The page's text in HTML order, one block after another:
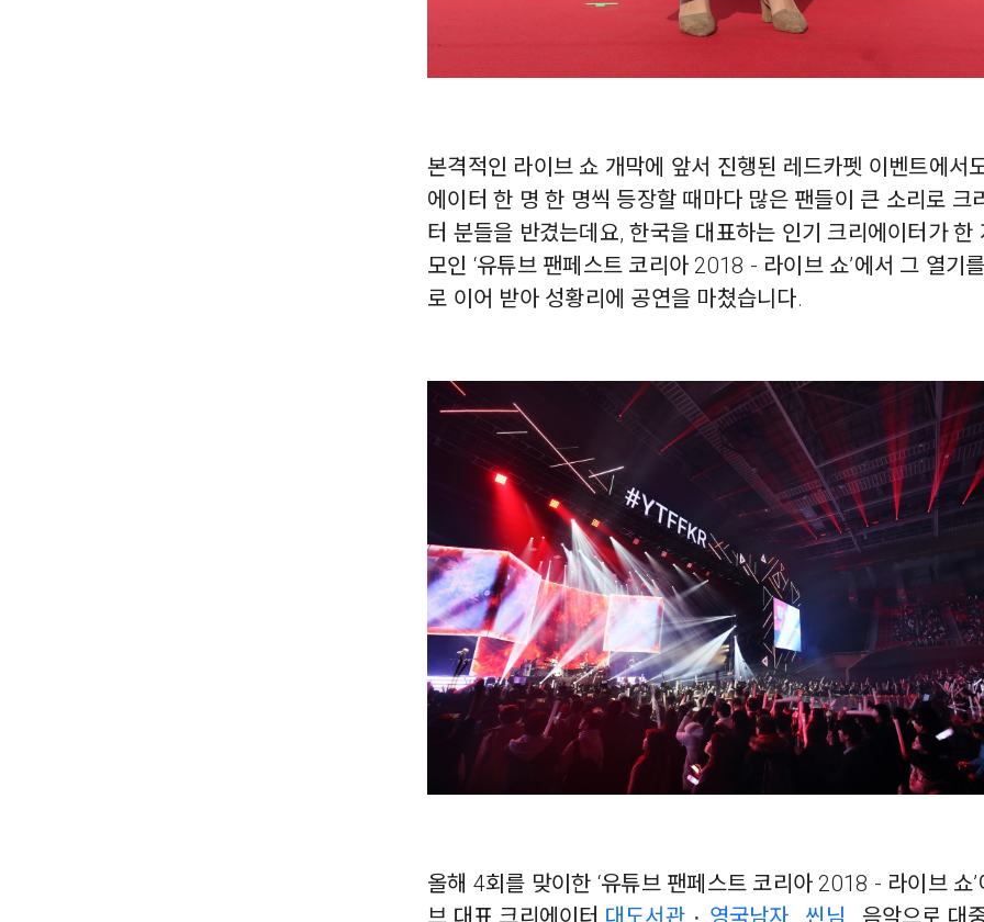
본격적인 라이브 쇼 개막에 앞서 진행된 레드카펫 이벤트에서
에이터 한 명 한 명씩 등장할 때마다 많은 팬들이 큰 소리로 크
터 분들을 반겼는데요, 한국을 대표하는 인기 크리에이터가 한
모인 ‘유튜브 팬페스트 코리아 2018 - 라이브 쇼’에서 그 열기
로 이어 받아 성황리에 공연을 마쳤습니다.
올해 4회를 맞이한 ‘유튜브 팬페스트 코리아 2018 - 라이브 쇼